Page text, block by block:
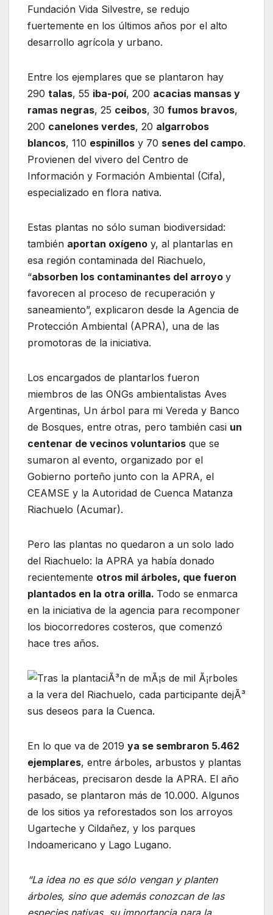
Fundación Vida Silvestre, se redujo
fuertemente en los últimos años por el alto
desarrollo agrícola y urbano.
Entre los ejemplares que se plantaron hay
290 talas, 55 iba-poí, 200 acacias mansas y
ramas negras, 25 ceibos, 30 fumos bravos,
200 canelones verdes, 20 algarrobos
blancos, 110 espinillos y 70 senes del campo.
Provienen del vivero del Centro de
Información y Formación Ambiental (Cifa),
especializado en flora nativa.
Estas plantas no sólo suman biodiversidad:
también aportan oxígeno y, al plantarlas en
esa región contaminada del Riachuelo,
“absorben los contaminantes del arroyo y
favorecen al proceso de recuperación y
saneamiento”, explicaron desde la Agencia de
Protección Ambiental (APRA), una de las
promotoras de la iniciativa.
Los encargados de plantarlos fueron
miembros de las ONGs ambientalistas Aves
Argentinas, Un árbol para mi Vereda y Banco
de Bosques, entre otras, pero también casi un
centenar de vecinos voluntarios que se
sumaron al evento, organizado por el
Gobierno porteño junto con la APRA, el
CEAMSE y la Autoridad de Cuenca Matanza
Riachuelo (Acumar).
Pero las plantas no quedaron a un solo lado
del Riachuelo: la APRA ya había donado
recientemente otros mil árboles, que fueron
plantados en la otra orilla. Todo se enmarca
en la iniciativa de la agencia para recomponer
los biocorredores costeros, que comenzó
hace tres años.
En lo que va de 2019 ya se sembraron 5.462
ejemplares, entre árboles, arbustos y plantas
herbáceas, precisaron desde la APRA. El año
pasado, se plantaron más de 10.000. Algunos
de los sitios ya reforestados son los arroyos
Ugarteche y Cildañez, y los parques
Indoamericano y Lago Lugano.
“La idea no es que sólo vengan y planten
árboles, sino que además conozcan de las